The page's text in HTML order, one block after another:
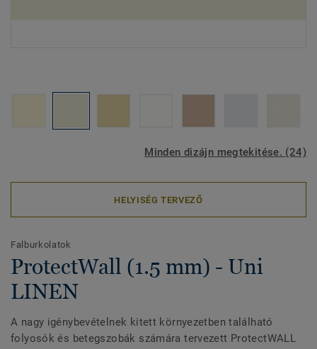
Minden dizájn megtekitése. (24)
HELYISÉG TERVEZŐ
Falburkolatok
ProtectWall (1.5 mm) - Uni
LINEN
A nagy igénybevételnek kitett környezetben található
folyosók és betegszobák számára tervezett ProtectWALL